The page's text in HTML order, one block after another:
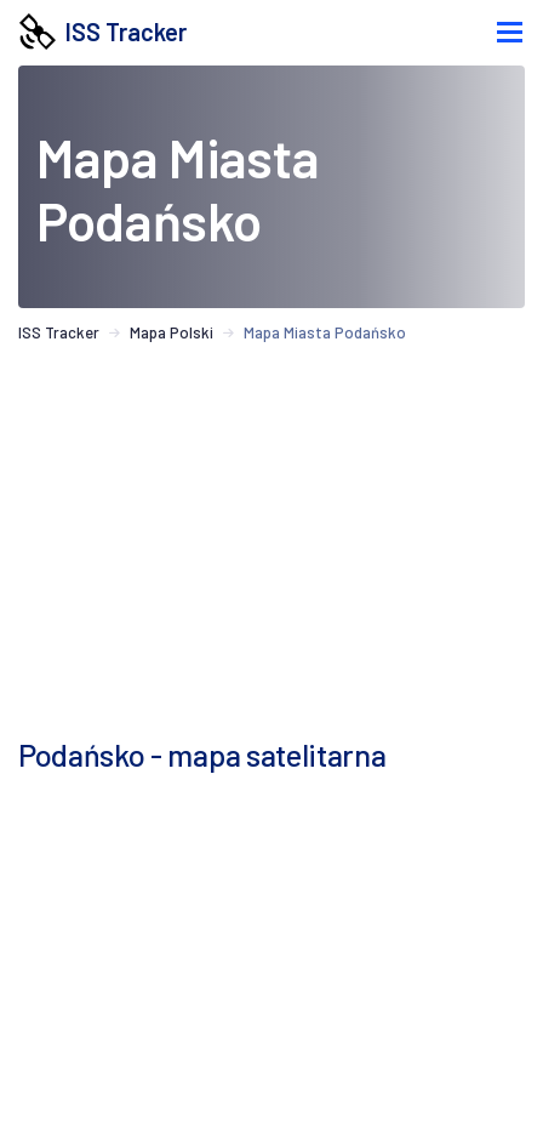
ISS Tracker
Mapa Miasta
Podańsko
ISS Tracker Mapa Polski Mapa Miasta Podańsko
Podańsko - mapa satelitarna